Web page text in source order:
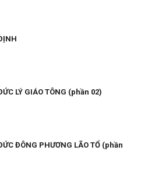
LÝ GIÁO TÔNG (phần 02)
ĐÔNG PHƯƠNG LÃO TỔ (phần